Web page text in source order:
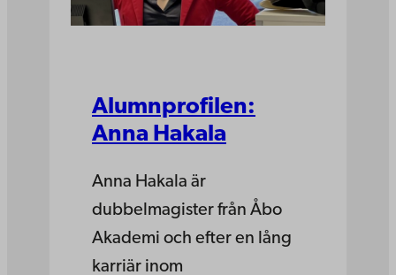
Alumnprofilen:
Anna Hakala
Anna Hakala är
dubbelmagister från Åbo
Akademi och efter en lång
karriär inom